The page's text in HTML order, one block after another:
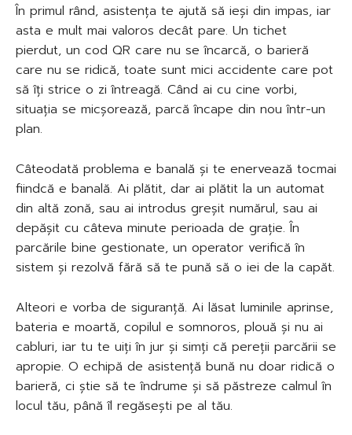
În primul rând, asistența te ajută să ieși din impas, iar
asta e mult mai valoros decât pare. Un tichet
pierdut, un cod QR care nu se încarcă, o barieră
care nu se ridică, toate sunt mici accidente care pot
să îți strice o zi întreagă. Când ai cu cine vorbi,
situația se micșorează, parcă încape din nou într-un
plan.
Câteodată problema e banală și te enervează tocmai
fiindcă e banală. Ai plătit, dar ai plătit la un automat
din altă zonă, sau ai introdus greșit numărul, sau ai
depășit cu câteva minute perioada de grație. În
parcările bine gestionate, un operator verifică în
sistem și rezolvă fără să te pună să o iei de la capăt.
Alteori e vorba de siguranță. Ai lăsat luminile aprinse,
bateria e moartă, copilul e somnoros, plouă și nu ai
cabluri, iar tu te uiți în jur și simți că pereții parcării se
apropie. O echipă de asistență bună nu doar ridică o
barieră, ci știe să te îndrume și să păstreze calmul în
locul tău, până îl regăsești pe al tău.